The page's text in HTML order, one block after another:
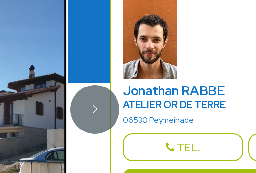
Jonathan RABBE
ATELIER OR DE TERRE
06530 Peymeinade
TEL.